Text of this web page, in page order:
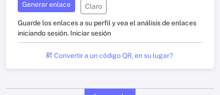
Generar enlace Claro
Guarde los enlaces a su perfil y vea el análisis de enlaces
iniciando sesión. Iniciar sesión
Convertir a un código QR, en su lugar?